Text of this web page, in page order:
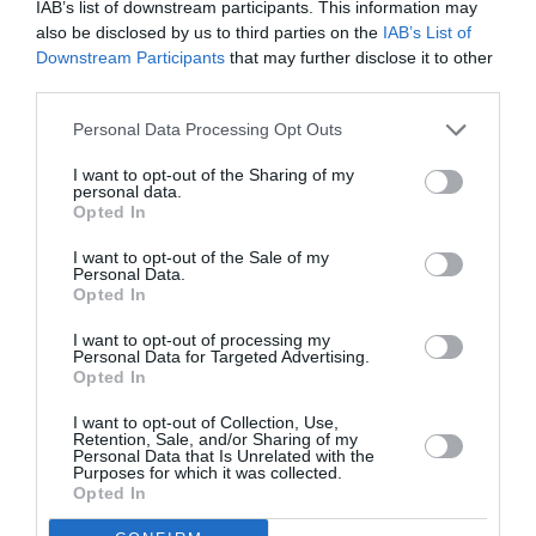
IAB’s list of downstream participants. This information may
also be disclosed by us to third parties on the IAB’s List of
Downstream Participants that may further disclose it to other
Personal Data Processing Opt Outs
I want to opt-out of the Sharing of my
personal data.
Opted In
I want to opt-out of the Sale of my
Personal Data.
Opted In
I want to opt-out of processing my
Personal Data for Targeted Advertising.
Opted In
I want to opt-out of Collection, Use,
Retention, Sale, and/or Sharing of my
Personal Data that Is Unrelated with the
Purposes for which it was collected.
Opted In
Românii, reprezentaţi de o prostituată într-
o carte despre imigranţi/ Polemici aprinse
AȚI PUTEA DORI DE
ASEMENEA
ACTUALITATE
Italia: român căzut de la 7 metri înălțime în